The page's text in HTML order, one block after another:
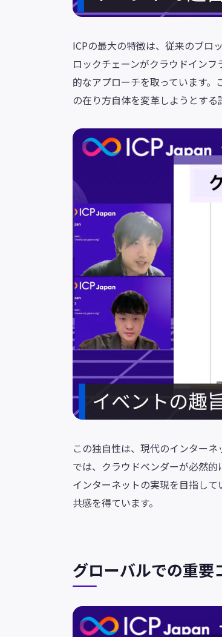
ICPの最大の特徴は、従来のブロ
ロックチェーンがクラウドイン
的なアプローチを取っています
の在り方自体を変革しようとする
この独自性は、現代のインター
では、クラウドベンダーが必然
インターネットの実現を目指し
共感を得ています。
グローバルでの重要